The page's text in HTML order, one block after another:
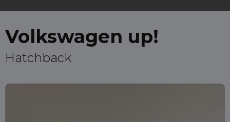
Volkswagen up!
Hatchback